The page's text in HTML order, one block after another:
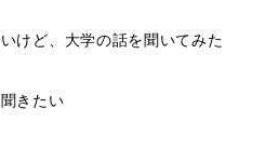
けど、大学の話を聞いてみた
きたい